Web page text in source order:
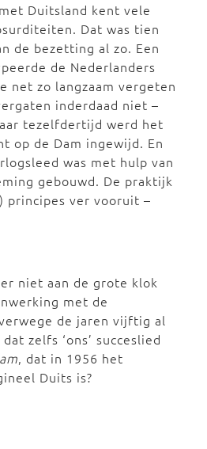
Duitsland kent vele
Dat was tien
de bezetting al zo. Een
de Nederlanders
net zo langzaam vergeten
inderdaad niet –
tezelfdertijd werd het
op de Dam ingewijd. En
was met hulp van
gebouwd. De praktijk
principes ver vooruit –
niet aan de grote klok
met de
de jaren vijftig al
zelfs ‘ons’ succeslied
, dat in 1956 het
Duits is?